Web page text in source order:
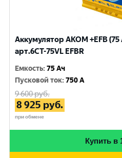
Аккумулятор AKOM +EFB
арт.6СТ-75VL EFBR
Емкость:75 Ач
Пусковой ток:750 A
9 600руб.
8 925 руб.
при обмене
Купить в